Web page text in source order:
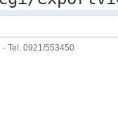
Tel. 0921/553450